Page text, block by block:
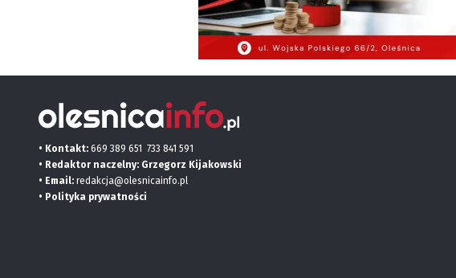
• Kontakt: 669 389 651 733 841 591
• Redaktor naczelny: Grzegorz Kijakowski
• Email: redakcja@olesnicainfo.pl
• Polityka prywatności